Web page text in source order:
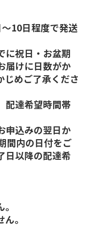
10日程度で発送
に祝日・お盆期
届けに日数がか
じめご了承くださ
配達希望時間帯
申込みの翌日か
間内の日付をご
日以降の配達希
。